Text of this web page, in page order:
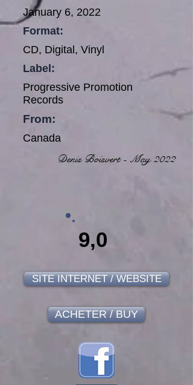
January 6, 2022
Format:
CD, Digital, Vinyl
Label:
Progressive Promotion
Records
From:
Canada
Denis Boisvert - May 2022
9,0
SITE INTERNET / WEBSITE
ACHETER / BUY